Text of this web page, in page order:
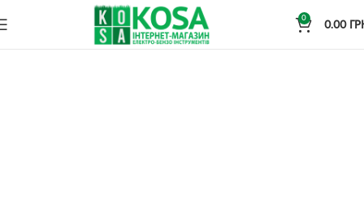
0
0.00